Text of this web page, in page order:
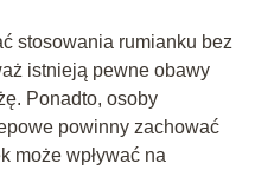
stosowania rumianku bez
istnieją pewne obawy
Ponadto, osoby
powinny zachować
może wpływać na